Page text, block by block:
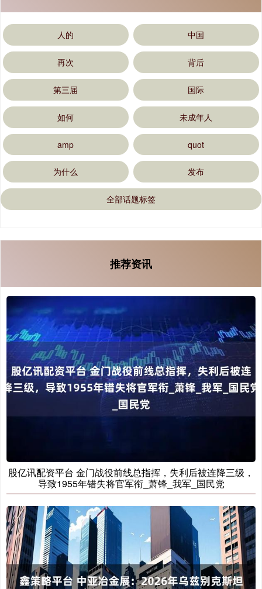
人的 中国
再次 背后
第三届 国际
如何 未成年人
amp quot
为什么 发布
全部话题标签
推荐资讯
股亿讯配资平台 金门战役前线总指挥，失利后被连降三级，
导致1955年错失将官军衔_萧锋_我军_国民党